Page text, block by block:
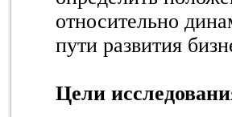
относительно
пути развития
Цели